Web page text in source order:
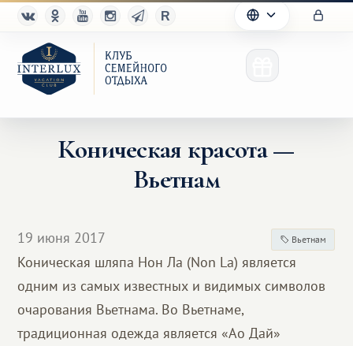
Партнерам
Коническая красота —
Вьетнам
19 июня 2017 Вьетнам
Коническая шляпа Нон Ла (Non La) является
одним из самых известных и видимых символов
очарования Вьетнама. Во Вьетнаме,
традиционная одежда является «Ао Дай»